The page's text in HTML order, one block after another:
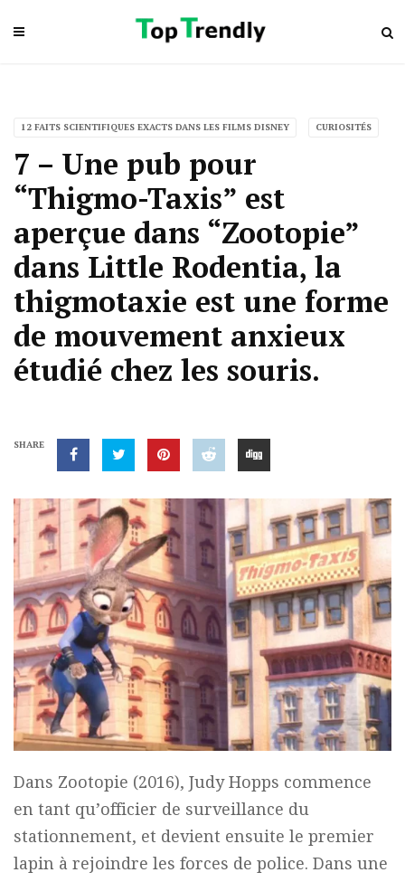
12 FAITS SCIENTIFIQUES EXACTS DANS LES FILMS DISNEY CURIOSITÉS
7 – Une pub pour
“Thigmo-Taxis” est
aperçue dans “Zootopie”
dans Little Rodentia, la
thigmotaxie est une forme
de mouvement anxieux
étudié chez les souris.
SHARE
Dans Zootopie (2016), Judy Hopps commence
en tant qu’officier de surveillance du
stationnement, et devient ensuite le premier
lapin à rejoindre les forces de police. Dans une